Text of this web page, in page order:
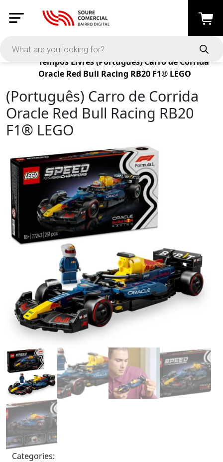
Products
Tempos Livres(Português) Carro de Corrida
Oracle Red Bull Racing RB20 F1® LEGO
(Português) Carro de Corrida
Oracle Red Bull Racing RB20
F1® LEGO
Categories: